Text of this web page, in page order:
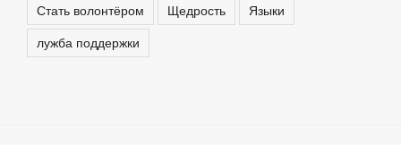
Стать волонтёром
Щедрость
Языки
лужба поддержки